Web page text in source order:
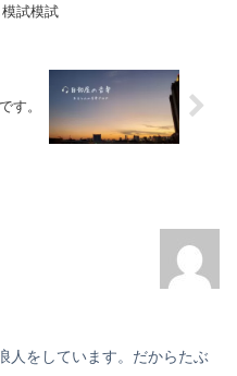
試模試
す。
人をしています。だからたぶ